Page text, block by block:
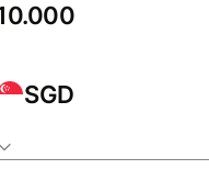
SGD